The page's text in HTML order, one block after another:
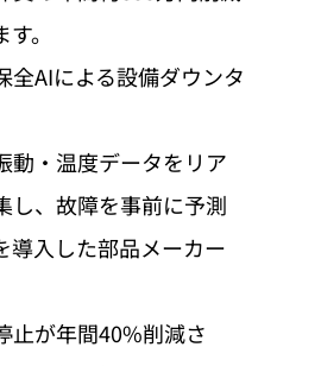
。
AIによる設備ダウンタ
動・温度データをリア
し、故障を事前に予測
導入した部品メーカー
止が年間40%削減さ